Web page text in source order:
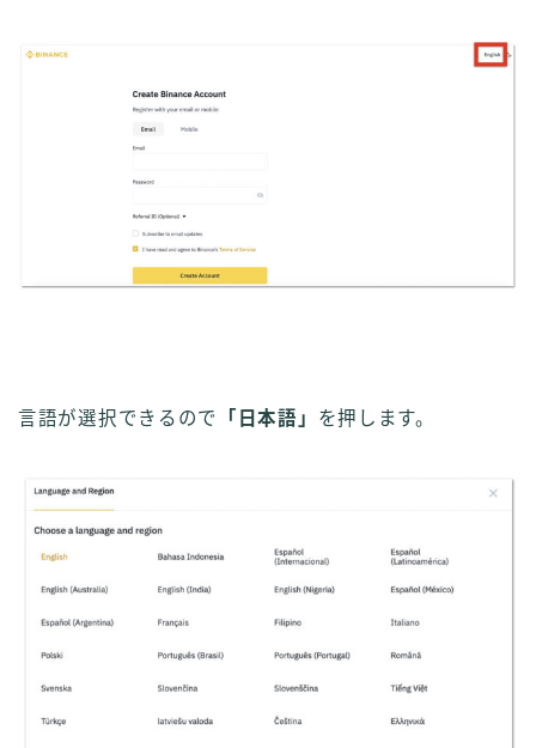
言語が選択できるので 「日本語」 を押します。